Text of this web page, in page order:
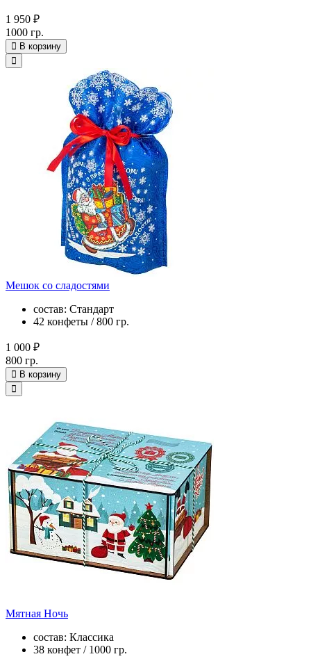
1 950 ₽
1000 гр.
В корзину
Мешок со сладостями
состав: Стандарт
42 конфеты / 800 гр.
1 000 ₽
800 гр.
В корзину
Мятная Ночь
состав: Классика
38 конфет / 1000 гр.